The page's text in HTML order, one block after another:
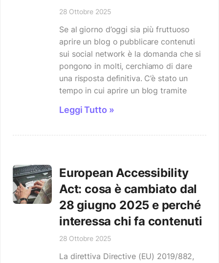
28 Ottobre 2025
Se al giorno d’oggi sia più fruttuoso
aprire un blog o pubblicare contenuti
sui social network è la domanda che si
pongono in molti, cerchiamo di dare
una risposta definitiva. C’è stato un
tempo in cui aprire un blog tramite
Leggi Tutto »
European Accessibility
Act: cosa è cambiato dal
28 giugno 2025 e perché
interessa chi fa contenuti
28 Ottobre 2025
La direttiva Directive (EU) 2019/882,